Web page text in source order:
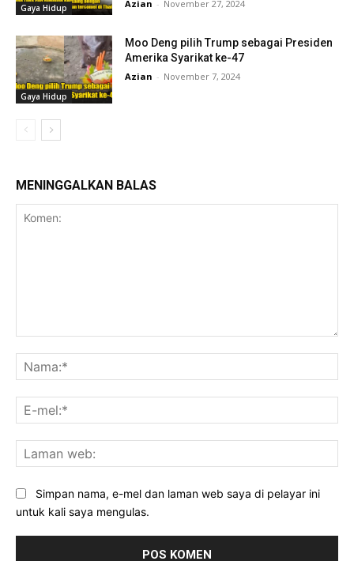
Gaya Hidup Azian - November 27, 2024
Gaya Hidup
Moo Deng pilih Trump sebagai Presiden
Amerika Syarikat ke-47
Azian - November 7, 2024
MENINGGALKAN BALAS
Simpan nama, e-mel dan laman web saya di pelayar ini
untuk kali saya mengulas.